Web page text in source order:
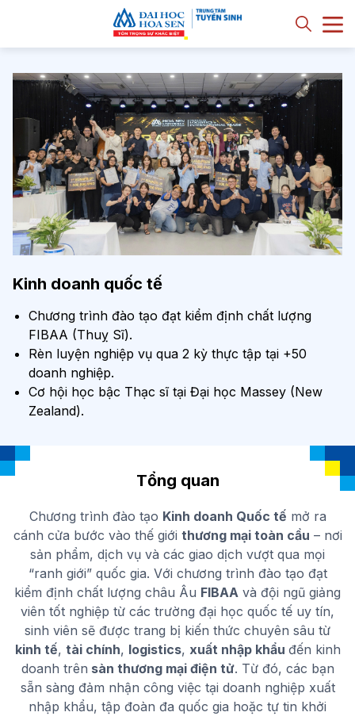
Kinh doanh quốc tế
Chương trình đào tạo đạt kiểm định chất lượng
FIBAA (Thuỵ Sĩ).
Rèn luyện nghiệp vụ qua 2 kỳ thực tập tại +50
doanh nghiệp.
Cơ hội học bậc Thạc sĩ tại Đại học Massey (New
Zealand).
Tổng quan
Chương trình đào tạo Kinh doanh Quốc tế mở ra
cánh cửa bước vào thế giới thương mại toàn cầu – nơi
sản phẩm, dịch vụ và các giao dịch vượt qua mọi
“ranh giới” quốc gia. Với chương trình đào tạo đạt
kiểm định chất lượng châu Âu FIBAA và đội ngũ giảng
viên tốt nghiệp từ các trường đại học quốc tế uy tín,
sinh viên sẽ được trang bị kiến thức chuyên sâu từ
kinh tế, tài chính, logistics, xuất nhập khẩu đến kinh
doanh trên sàn thương mại điện tử. Từ đó, các bạn
sẵn sàng đảm nhận công việc tại doanh nghiệp xuất
nhập khẩu, tập đoàn đa quốc gia hoặc tự tin khởi